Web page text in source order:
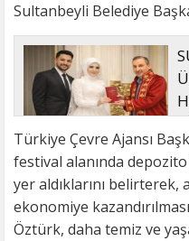
Sultanbeyli Belediye
FAYDALANDI
Türkiye Çevre Ajansı
festival alanında
yer aldıklarını belirterek,
ekonomiye
Öztürk, daha temiz ve